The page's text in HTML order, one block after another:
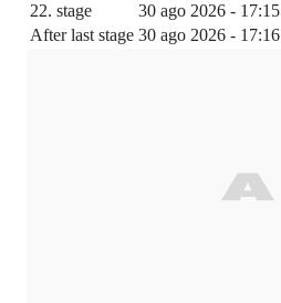
22. stage
30 ago 2026 - 17:15
After last stage 30 ago 2026 - 17:16